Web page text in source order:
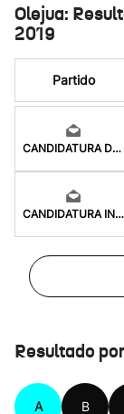
Olejua:
2019
Partido
CANDIDATURA DE OLEJU
CANDIDATURA INDEPEND
Resultado
A B